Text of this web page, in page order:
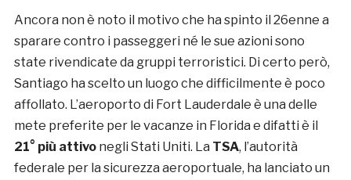
Ancora non è noto il motivo che ha spinto il 26enne a
sparare contro i passeggeri né le sue azioni sono
state rivendicate da gruppi terroristici. Di certo però,
Santiago ha scelto un luogo che difficilmente è poco
affollato. L’aeroporto di Fort Lauderdale è una delle
mete preferite per le vacanze in Florida e difatti è il
21° più attivonegli Stati Uniti. La TSA, l’autorità
federale per la sicurezza aeroportuale, ha lanciato un